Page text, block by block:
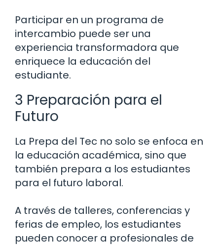
Participar en un programa de
intercambio puede ser una
experiencia transformadora que
enriquece la educación del
estudiante.
3 Preparación para el
Futuro
La Prepa del Tec no solo se enfoca en
la educación académica, sino que
también prepara a los estudiantes
para el futuro laboral.
A través de talleres, conferencias y
ferias de empleo, los estudiantes
pueden conocer a profesionales de